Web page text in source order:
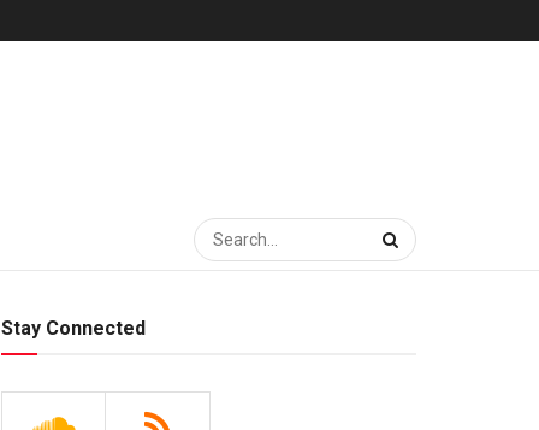
Stay Connected